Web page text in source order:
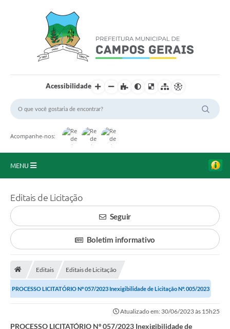
Acessibilidade
Acompanhe-nos:
MENU
O Município
A Prefeitura
Portal da Transparência
Secretarias
Mais
Editais de Licitação
Seguir
Boletim informativo
Editais Editais de Licitação
PROCESSO LICITATÓRIO Nº 057/2023 Inexigibilidade de Licitação Nº. 005/2023
Atualizado em: 30/06/2023 às 15h25
PROCESSO LICITATÓRIO Nº 057/2023 Inexigibilidade de